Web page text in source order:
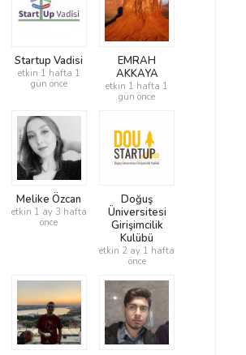
Startup Vadisi
etkin 1 hafta 1
gün önce
EMRAH
AKKAYA
etkin 1 hafta 1
gün önce
Melike Özcan
etkin 1 ay 3 hafta
önce
Doğuş
Üniversitesi
Girişimcilik
Kulübü
etkin 2 ay 1 hafta
önce